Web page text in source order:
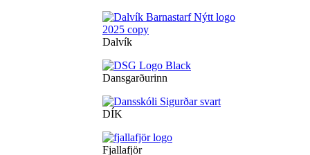
Dalvík
Dansgarðurinn
DÍK
Fjallafjör